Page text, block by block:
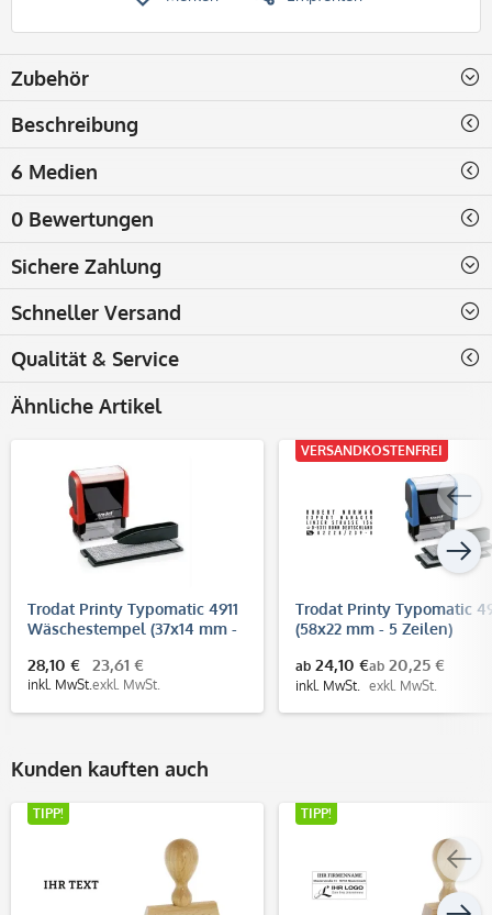
Zubehör
Beschreibung
6 Medien
0 Bewertungen
Sichere Zahlung
Schneller Versand
Qualität & Service
Ähnliche Artikel
Trodat Printy Typomatic 4911
Wäschestempel (37x14 mm -
Textilstempel
28,10 €
inkl. MwSt.
23,61 €
exkl. MwSt.
VERSANDKOSTENFREI
Trodat Printy Typomatic
(58x22 mm - 5 Zeilen)
ab 24,10 €
inkl. MwSt.
ab 20,25 €
exkl. MwSt.
Kunden kauften auch
TIPP! TIPP!